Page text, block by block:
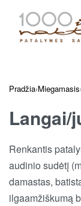
Pradžia›Miegamasis›
Langai/
Renkantis
audinio sudėtį
damastas,
ilgaamžiškumą